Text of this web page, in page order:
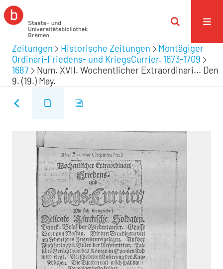
Zeitungen Historische Zeitungen
Montägiger
Ordinari-Friedens- und KriegsCurrier. 1673-1709
1687
Num. XVII. Wochentlicher Extraordinari... Den
9. (19.) May.